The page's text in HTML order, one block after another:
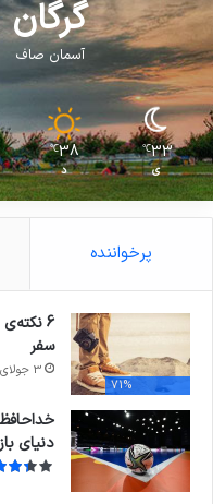
گرگان
آسمان صاف
33
℃
ی
38
℃
د
پرخواننده
71%
6
سفر
3 جولای 2021
دنیای